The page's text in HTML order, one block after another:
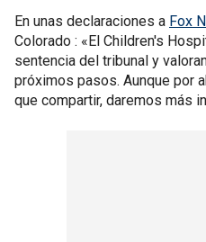
En unas declaraciones a Fox
Colorado : «El Children's
sentencia del tribunal y
próximos pasos. Aunque por
que compartir, daremos más